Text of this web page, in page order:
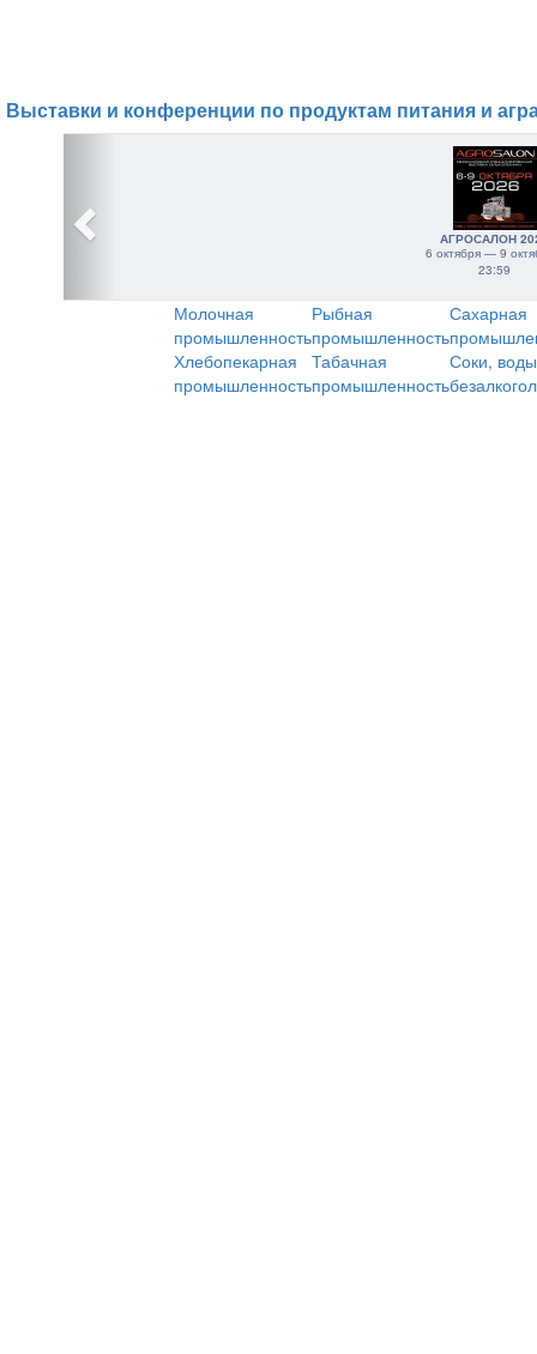
Выставки и конференции по продуктам питания и
АГРОСАЛОН
6 октября — 9
23:59
Молочная
промышленность
Рыбная
промышленность
Сахарная
Хлебопекарная
промышленность
Табачная
промышленность
Соки,